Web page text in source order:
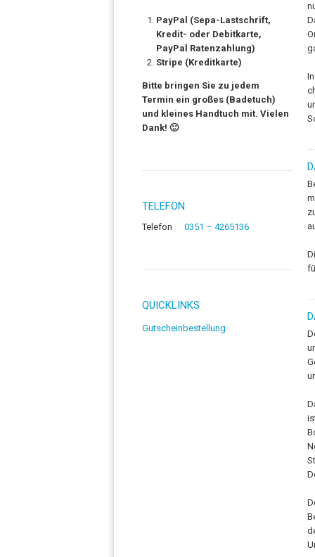
PayPal (Sepa-Lastschrift,
Kredit- oder Debitkarte,
PayPal Ratenzahlung)
Stripe (Kreditkarte)
Bitte bringen Sie zu jedem
Termin ein großes (Badetuch)
und kleines Handtuch mit. Vielen
Dank! 🙂
TELEFON
Telefon 0351 – 4265136
QUICKLINKS
Gutscheinbestellung